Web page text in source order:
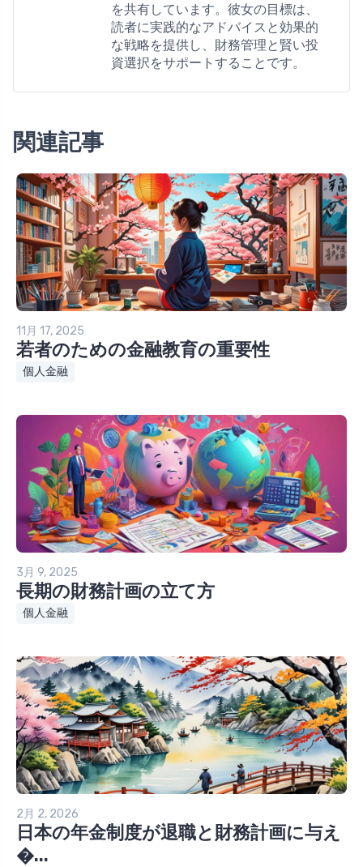
を共有しています。彼女の目標は、
読者に実践的なアドバイスと効果的
な戦略を提供し、財務管理と賢い投
資選択をサポートすることです。
関連記事
11月 17, 2025
若者のための金融教育の重要性
個人金融
3月 9, 2025
長期の財務計画の立て方
個人金融
2月 2, 2026
日本の年金制度が退職と財務計画に与え
�...